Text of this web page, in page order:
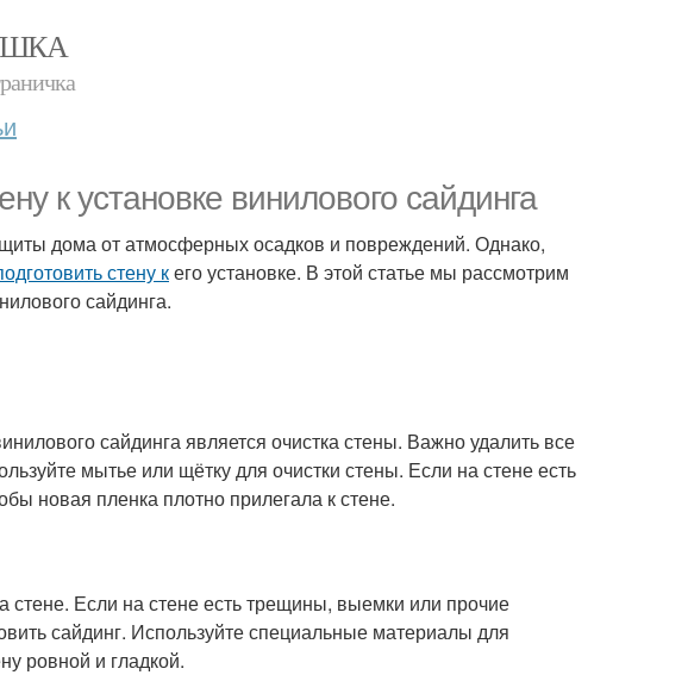
к установке винилового сайдинга
дома от атмосферных осадков и повреждений. Однако,
стену кего установке. В этой статье мы рассмотрим
сайдинга.
сайдинга является очистка стены. Важно удалить все
мытье или щётку для очистки стены. Если на стене есть
новая пленка плотно прилегала к стене.
Если на стене есть трещины, выемки или прочие
сайдинг. Используйте специальные материалы для
ровной и гладкой.